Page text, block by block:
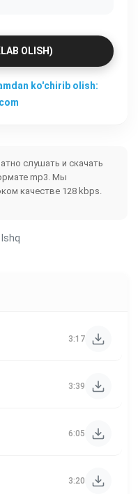
OLISH)
ko'chirib olish:
слушать и скачать
mp3. Мы
качестве 128 kbps.
Ishq
3:17
3:39
6:05
3:20